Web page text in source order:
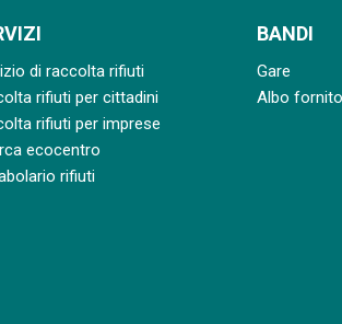
di raccolta rifiuti
rifiuti per cittadini
rifiuti per imprese
ecocentro
rifiuti
BANDI
Gare
Albo